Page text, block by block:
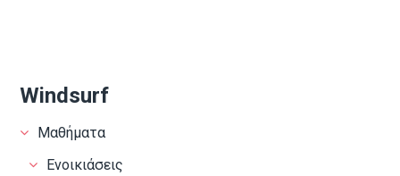
Windsurf
Μαθήματα
Ενοικιάσεις